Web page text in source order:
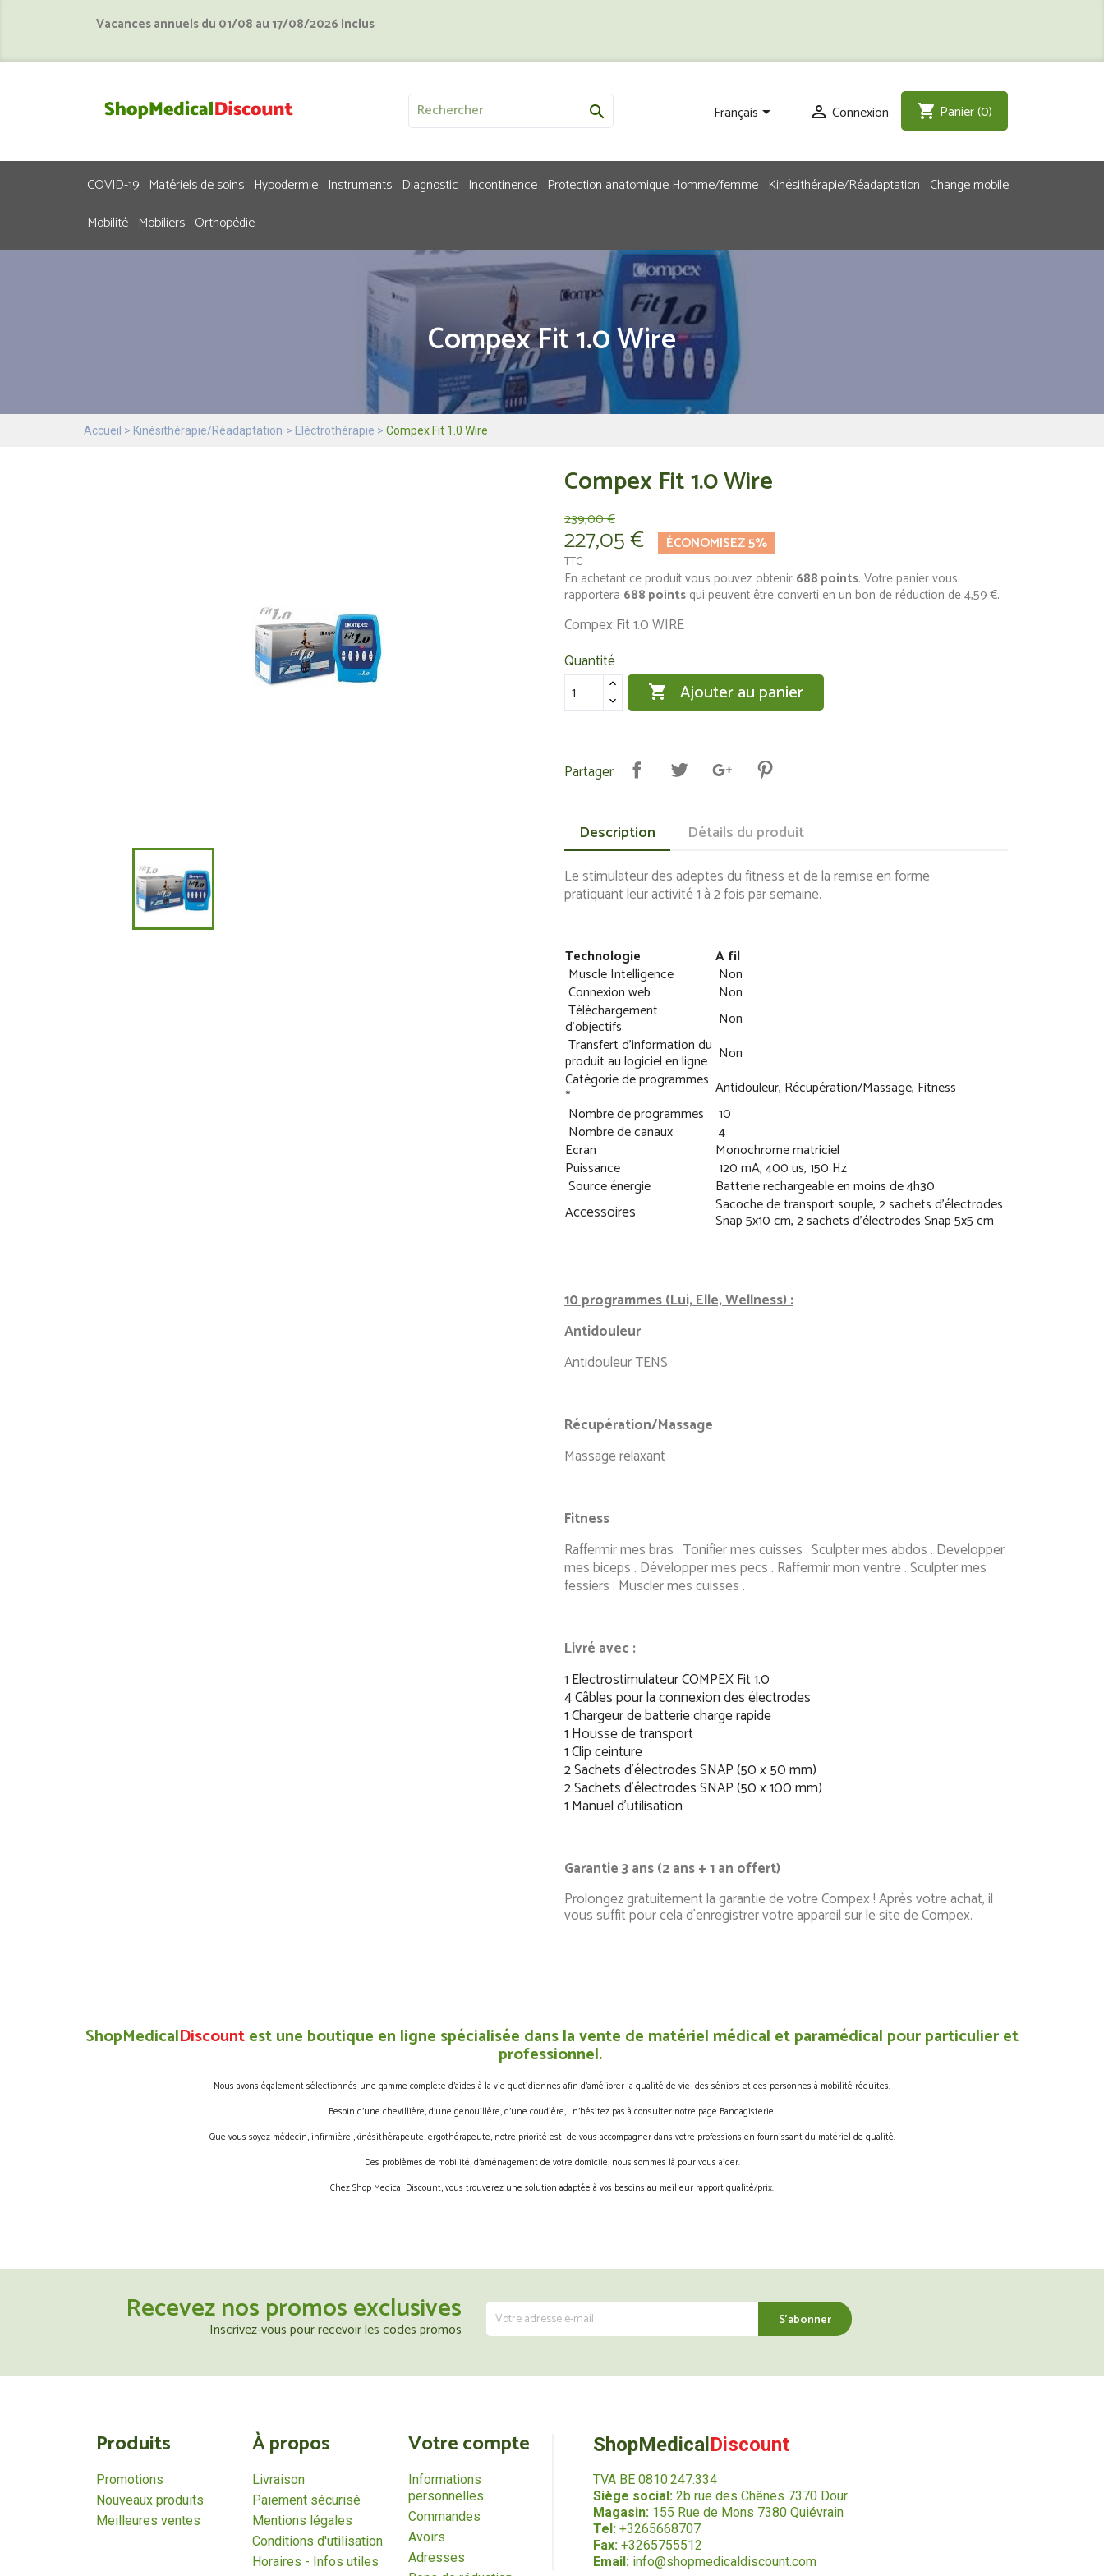
Vacances annuels du 01/08 au 17/08/2026 Inclus
 Français  Connexion shopping_cart Panier(0)
COVID-19 Matériels de soins Hypodermie Instruments Diagnostic Incontinence Protection anatomique Homme/femme Kinésithérapie/Réadaptation Change mobile
Mobilité Mobiliers Orthopédie
Compex Fit 1.0 Wire
Accueil Kinésithérapie/Réadaptation Eléctrothérapie Compex Fit 1.0 Wire
Compex Fit 1.0 Wire
239,00 €
227,05 € ÉCONOMISEZ 5%
TTC
En achetant ce produit vous pouvez obtenir 688 points. Votre panier vous
rapportera 688 points qui peuvent être converti en un bon de réduction de4,59 €.
Compex Fit 1.0 WIRE
Quantité
 Ajouter au panier
Partager
Description Détails du produit
Le stimulateur des adeptes du fitnesset de la remise en forme
pratiquantleur activité 1 à 2 fois par semaine.
Technologie
A fil
Muscle Intelligence
Non
Connexion web
Non
Téléchargement
d’objectifs
Non
Transfert d’information du
produit au logiciel en ligne Non
Catégorie de programmes
*
Antidouleur, Récupération/Massage, Fitness
Nombre de programmes
10
Nombre de canaux
4
Ecran
Monochrome matriciel
Puissance
120 mA, 400 us, 150 Hz
Source énergie
Batterie rechargeable en moins de 4h30
Accessoires Sacoche de transport souple, 2 sachets d'électrodes
Snap 5x10 cm, 2 sachets d'électrodes Snap 5x5 cm
10 programmes (Lui, Elle, Wellness) :
Antidouleur
Antidouleur TENS
Récupération/Massage
Massage relaxant
Fitness
Raffermir mes bras . Tonifier mes cuisses . Sculpter mes abdos . Developper
mes biceps . Développer mes pecs . Raffermir mon ventre . Sculpter mes
fessiers . Muscler mes cuisses .
Livré avec :
1 Electrostimulateur COMPEX Fit 1.0
4 Câbles pour la connexion des électrodes
1 Chargeur de batterie charge rapide
1 Housse de transport
1 Clip ceinture
2 Sachets d'électrodes SNAP (50 x 50 mm)
2 Sachets d'électrodes SNAP (50 x 100 mm)
1 Manuel d'utilisation
Garantie 3 ans (2 ans + 1 an offert)
Prolongez gratuitement la garantie de votre Compex ! Après votre achat, il
vous suffit pour cela d`enregistrer votre appareil sur le site de Compex.
ShopMedicalDiscountest une boutique en ligne spécialisée dans la vente de matériel médical et paramédical pour particulier et
professionnel.
Nous avons également sélectionnés une gamme complète d’aides à la vie quotidiennes afin d’améliorer la qualité de vie des séniors et des personnes à mobilité réduites.
Besoin d’une chevillière, d’une genouillère, d’une coudière,… n’hésitez pas à consulter notre page Bandagisterie.
Que vous soyez médecin, infirmière ,kinésithérapeute, ergothérapeute, notre priorité est de vous accompagner dans votre professions en fournissant du matériel de qualité.
Des problèmes de mobilité, d’aménagement de votre domicile, nous sommes là pour vous aider.
Chez Shop Medical Discount, vous trouverez une solution adaptée à vos besoins au meilleur rapport qualité/prix.
Recevez nos promos exclusives
Inscrivez-vous pour recevoir les codes promos
Produits
Promotions
Nouveaux produits
Meilleures ventes
À propos
Livraison
Paiement sécurisé
Mentions légales
Conditions d'utilisation
Horaires - Infos utiles
Votre compte
Informations
personnelles
Commandes
Avoirs
Adresses
ShopMedical Discount
TVA BE 0810.247.334
Siège social:2b rue des Chênes 7370 Dour
Magasin:155 Rue de Mons 7380 Quiévrain
Tel: +3265668707
Fax: +3265755512
Email: info@shopmedicaldiscount.com